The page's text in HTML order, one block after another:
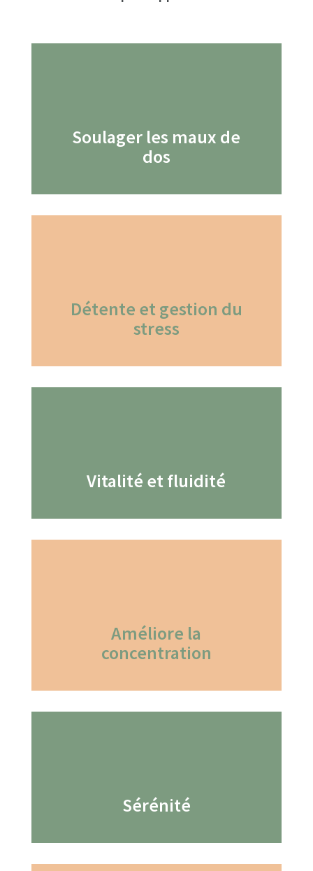
Soulager les maux de
dos
Détente et gestion du
stress
Vitalité et fluidité
Améliore la
concentration
Sérénité